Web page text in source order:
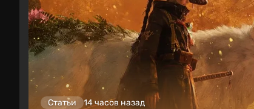
Статьи 14 часов назад